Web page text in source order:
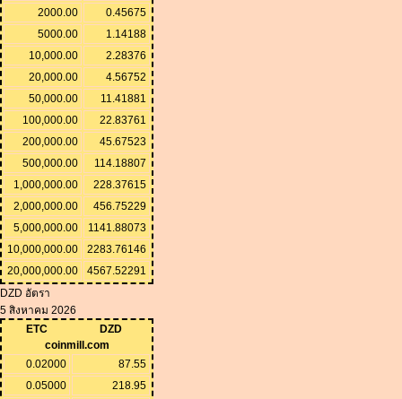
2000.00
0.45675
5000.00
1.14188
10,000.00
2.28376
20,000.00
4.56752
50,000.00
11.41881
100,000.00
22.83761
200,000.00
45.67523
500,000.00
114.18807
1,000,000.00
228.37615
2,000,000.00
456.75229
5,000,000.00
1141.88073
10,000,000.00
2283.76146
20,000,000.00
4567.52291
DZD อัตรา
5 สิงหาคม 2026
ETC
DZD
coinmill.com
0.02000
87.55
0.05000
218.95